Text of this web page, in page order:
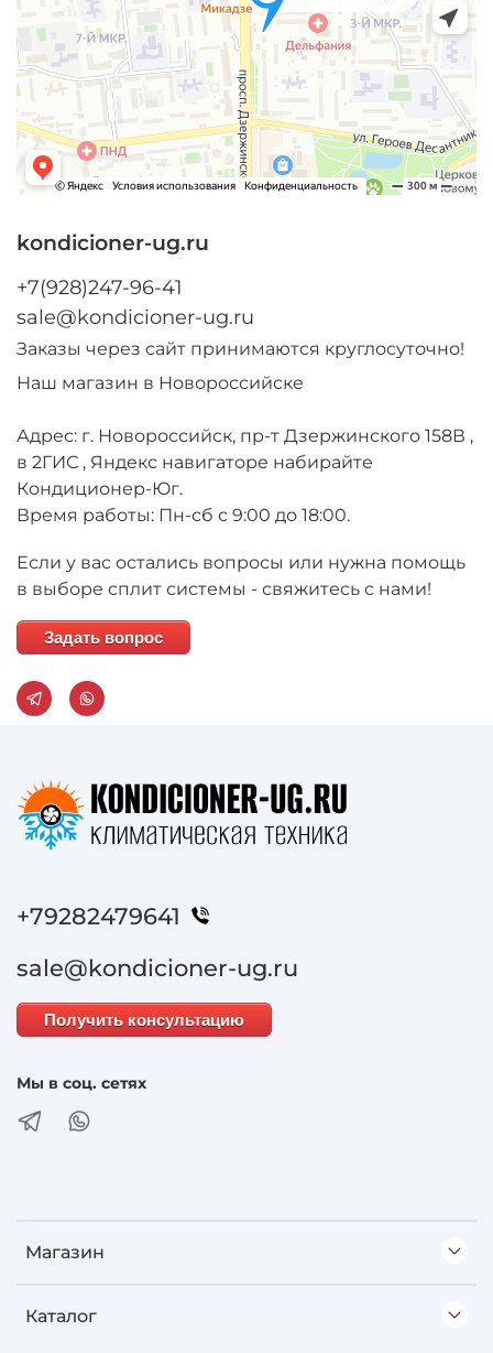
kondicioner-ug.ru
+7(928)247-96-41
sale@kondicioner-ug.ru
Заказы через сайт принимаются круглосуточно!
Наш магазин в Новороссийске
Адрес: г. Новороссийск, пр-т Дзержинского 158В ,
в 2ГИС , Яндекс навигаторе набирайте
Кондиционер-Юг.
Время работы: Пн-сб с 9:00 до 18:00.
Если у вас остались вопросы или нужна помощь
в выборе сплит системы - свяжитесь с нами!
Задать вопрос
Магазин
Каталог
+79282479641
sale@kondicioner-ug.ru
Получить консультацию
Мы в соц. сетях